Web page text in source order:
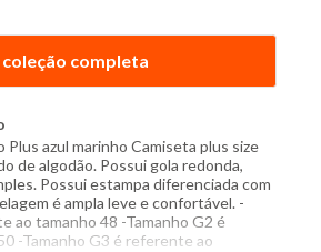
completa
Plus azul marinho Camiseta plus size
de algodão. Possui gola redonda,
Possui estampa diferenciada com
é ampla leve e confortável. -
ao tamanho 48 -Tamanho G2 é
-Tamanho G3 é referente ao